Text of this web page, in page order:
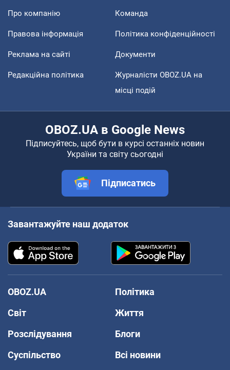
Про компанію Команда
Правова інформація Політика конфіденційності
Реклама на сайті Документи
Редакційна політика
Журналісти OBOZ.UA на
місці подій
OBOZ.UA в Google News
Підписуйтесь, щоб бути в курсі останніх новин
України та світу сьогодні
Підписатись
Завантажуйте наш додаток
OBOZ.UA
Політика
Світ
Життя
Розслідування
Блоги
Суспільство
Всі новини